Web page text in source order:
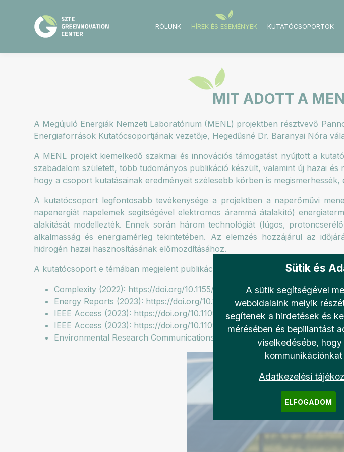
RÓLUNK HÍREK ÉS ESEMÉNYEK KUTATÓCSOPORTOK
MIT ADOTT A
A Megújuló Energiák Nemzeti Laboratórium (MENL) projektben résztvevő
Energiaforrások Kutatócsoportjának vezetője, Hegedűsné Dr. Baranyai Nóra
A MENL projekt kiemelkedő szakmai és innovációs támogatást nyújtott a
szabadalom született, több tudományos publikáció készült, valamint új hazai
hogy a csoport kutatásainak eredményeit szélesebb körben is
A kutatócsoport legfontosabb tevékenysége a projektben a naperőművi
napenergiát napelemek segítségével elektromos árammá átalakító)
alakítását modellezték. Ennek során három technológiát (lúgos,
alkalmasság és energiamérleg tekintetében. Az elemzés hozzájárul az
hidrogén hazai hasznosításának előmozdításához.
A kutatócsoport e témában megjelent publikációi:
Complexity (2022): https://doi.org/10.1155/2022/9186265
Energy Reports (2023): https://doi.org/10.1016/j.egyr.2023.06.009
IEEE Access (2023): https://doi.org/10.1109/ACCESS.2023.3297494
IEEE Access (2023): https://doi.org/10.1109/ACCESS.2023.3307465
Environmental Research Communications (2024):
https://doi.org/10.1088/
Sütik és
A sütik segítségével
weboldalaink melyik
segítenek a hirdetések és
mérésében és bepillantást
viselkedésébe,
Adatkezelési
ELFOGADOM